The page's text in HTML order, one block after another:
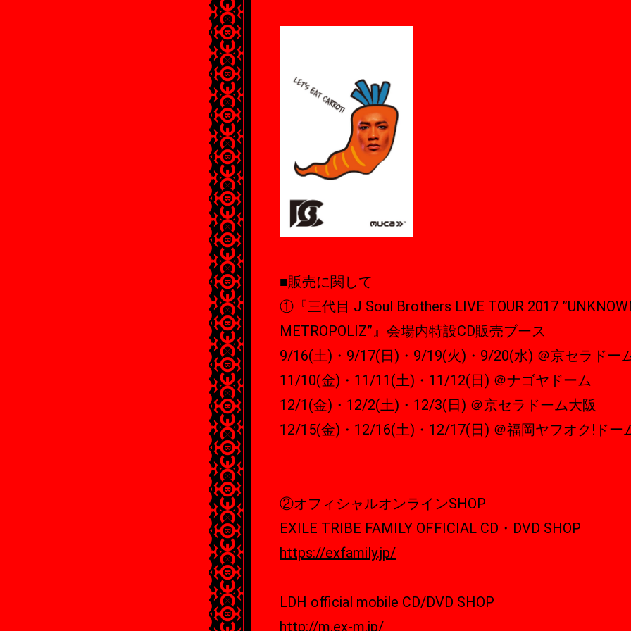
■販売に関して
①『三代目 J Soul Brothers LIVE TOUR 2017
METROPOLIZ”』会場内特設CD販売ブース
9/16(土)・9/17(日)・9/19(火)・9/20(水) ＠京セラドー
11/10(金)・11/11(土)・11/12(日) ＠ナゴヤドーム
12/1(金)・12/2(土)・12/3(日) ＠京セラドーム大阪
12/15(金)・12/16(土)・12/17(日) ＠福岡ヤフオク!ドー
②オフィシャルオンラインSHOP
EXILE TRIBE FAMILY OFFICIAL CD・DVD SHOP
https://exfamily.jp/
LDH official mobile CD/DVD SHOP
http://m.ex-m.jp/